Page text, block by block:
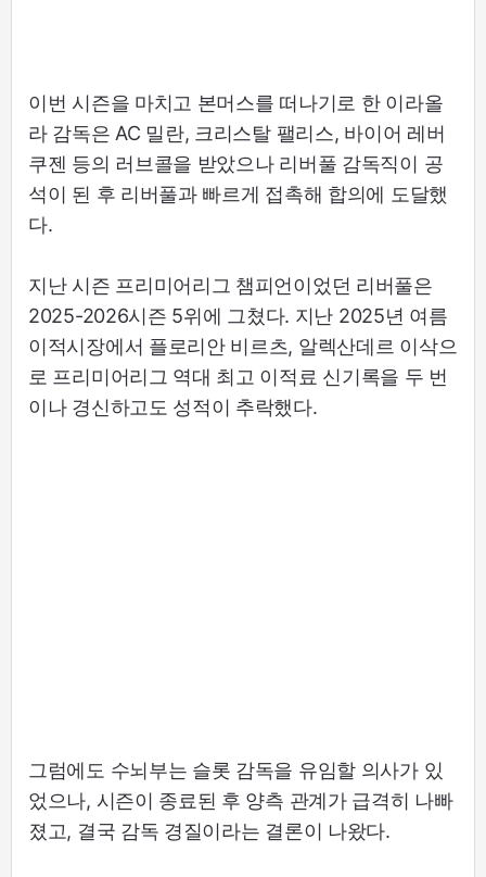
이번 시즌을 마치고 본머스를 떠나기로 한 이라올
라 감독은 AC 밀란, 크리스탈 팰리스, 바이어 레버
쿠젠 등의 러브콜을 받았으나 리버풀 감독직이 공
석이 된 후 리버풀과 빠르게 접촉해 합의에 도달했
다.
지난 시즌 프리미어리그 챔피언이었던 리버풀은
2025-2026시즌 5위에 그쳤다. 지난 2025년 여름
이적시장에서 플로리안 비르츠, 알렉산데르 이삭으
로 프리미어리그 역대 최고 이적료 신기록을 두 번
이나 경신하고도 성적이 추락했다.
그럼에도 수뇌부는 슬롯 감독을 유임할 의사가 있
었으나, 시즌이 종료된 후 양측 관계가 급격히 나빠
졌고, 결국 감독 경질이라는 결론이 나왔다.